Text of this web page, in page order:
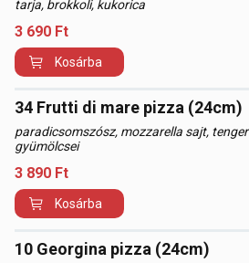
tarja, brokkoli, kukorica
3 690 Ft
Kosárba
34 Frutti di mare pizza (24cm)
paradicsomszósz, mozzarella sajt, tenger
gyümölcsei
3 890 Ft
Kosárba
10 Georgina pizza (24cm)